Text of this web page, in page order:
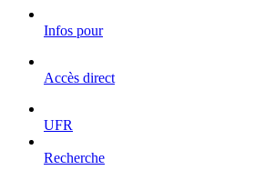
Infos pour
Accès direct
UFR
Recherche